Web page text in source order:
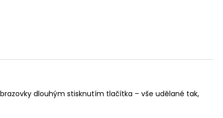
dlouhým stisknutím tlačítka – vše udělané tak,